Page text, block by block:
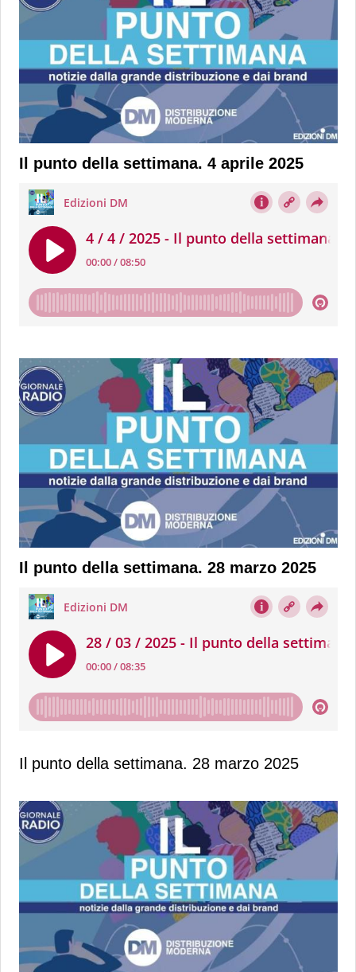
Il punto della settimana. 4 aprile 2025
Il punto della settimana. 28 marzo 2025
Il punto della settimana. 28 marzo 2025